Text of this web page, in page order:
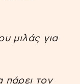
μιλάς για
τον